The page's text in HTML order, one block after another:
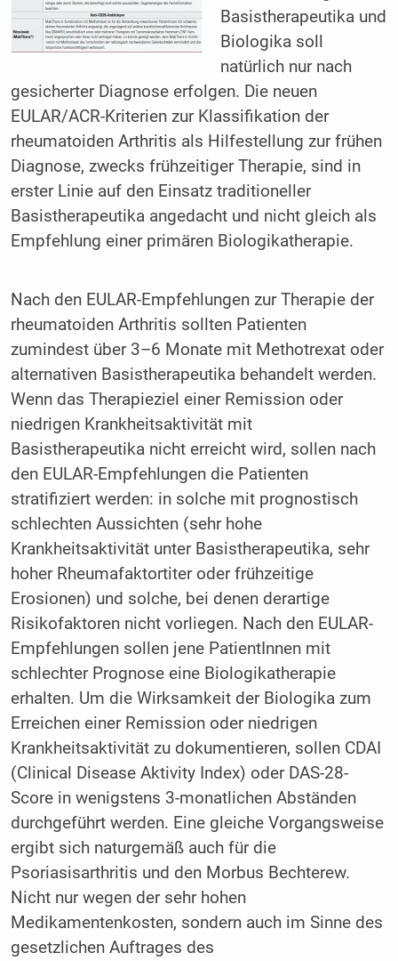
Basistherapeutika und
Biologika soll
natürlich nur nach
gesicherter Diagnose erfolgen. Die neuen
EULAR/ACR-Kriterien zur Klassifikation der
rheumatoiden Arthritis als Hilfestellung zur frühen
Diagnose, zwecks frühzeitiger Therapie, sind in
erster Linie auf den Einsatz traditioneller
Basistherapeutika angedacht und nicht gleich als
Empfehlung einer primären Biologikatherapie.
Nach den EULAR-Empfehlungen zur Therapie der
rheumatoiden Arthritis sollten Patienten
zumindest über 3–6 Monate mit Methotrexat oder
alternativen Basistherapeutika behandelt werden.
Wenn das Therapieziel einer Remission oder
niedrigen Krankheitsaktivität mit
Basistherapeutika nicht erreicht wird, sollen nach
den EULAR-Empfehlungen die Patienten
stratifiziert werden: in solche mit prognostisch
schlechten Aussichten (sehr hohe
Krankheitsaktivität unter Basistherapeutika, sehr
hoher Rheumafaktortiter oder frühzeitige
Erosionen) und solche, bei denen derartige
Risikofaktoren nicht vorliegen. Nach den EULAR-
Empfehlungen sollen jene PatientInnen mit
schlechter Prognose eine Biologikatherapie
erhalten. Um die Wirksamkeit der Biologika zum
Erreichen einer Remission oder niedrigen
Krankheitsaktivität zu dokumentieren, sollen CDAI
(Clinical Disease Aktivity Index) oder DAS-28-
Score in wenigstens 3-monatlichen Abständen
durchgeführt werden. Eine gleiche Vorgangsweise
ergibt sich naturgemäß auch für die
Psoriasisarthritis und den Morbus Bechterew.
Nicht nur wegen der sehr hohen
Medikamentenkosten, sondern auch im Sinne des
gesetzlichen Auftrages des